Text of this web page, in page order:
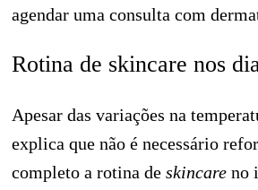
agendar uma consulta com
Rotina de skincare nos
Apesar das variações na
explica que não é necessário
completo a rotina de skincare no